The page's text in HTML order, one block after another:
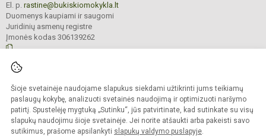
Šioje svetainėje naudojame slapukus siekdami užtikrinti jums teikiamų
paslaugų kokybę, analizuoti svetainės naudojimą ir optimizuoti naršymo
patirtį. Spustelėję mygtuką „Sutinku“, jūs patvirtinate, kad sutinkate su visų
slapukų naudojimu šioje svetainėje. Jei norite atšaukti arba pakeisti savo
sutikimus, prašome apsilankyti slapukų valdymo puslapyje.
El. p. rastine@bukiskiomokykla.lt
Duomenys kaupiami ir saugomi
Juridinių asmenų registre
Įmonės kodas 306139262
Kopijuoti turinį be raštiško Bukiškio pagrindinės mokyklos administracijos
sutikimo griežtai draudžiama.
Prieinamumo paraiška Slapukų valdymas
Sumanus būdas atnaujinti